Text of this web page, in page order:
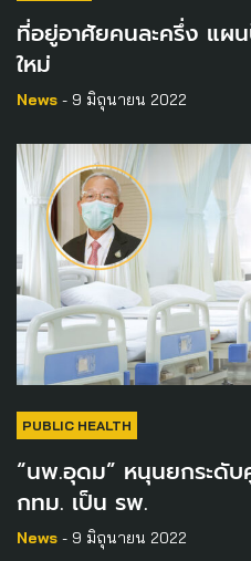
ที่อยู่อาศัยคนละครึ่ง แผ
ใหม่
News - 9 มิถุนายน 2022
PUBLIC HEALTH
“นพ.อุดม” หนุนยกระดั
กทม. เป็น รพ.
News - 9 มิถุนายน 2022